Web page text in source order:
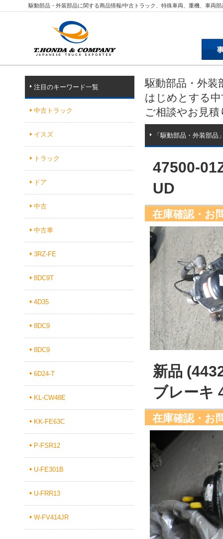
駆動部品・外装部品に関する商品情報/中古トラック、特殊車両、重機、車両
注目のキーワード一覧
中古トラック
イスズ
トラック
ドア
中古
中古車
3RZ-FE
8DC9T
4D35
8DC9
8DC9
6D24-T
KL-CW48E
KK-FE63C
P-FSR12
U-FE301B
U-FRR13
W-FV414JR
駆動部品・外装
はじめとする
ご相談やお見
「駆動部品・外装部
47500-
UD
在庫確認・お
新品
ブレーキ
在庫確認・お